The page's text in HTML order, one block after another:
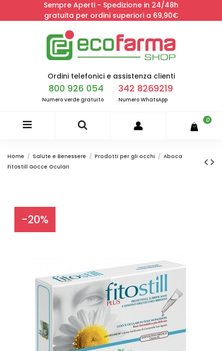
Sempre Aperti - Spedizione in 24/48h
gratuita per ordini superiori a 69,90€
Ordini telefonici e assistenza clienti
800 926 054
Numero verde gratuito
342 8269219
Numero WhatsApp
0
Home Salute e Benessere Prodotti per gli occhi
Aboca
Fitostill Gocce Oculari
-20%